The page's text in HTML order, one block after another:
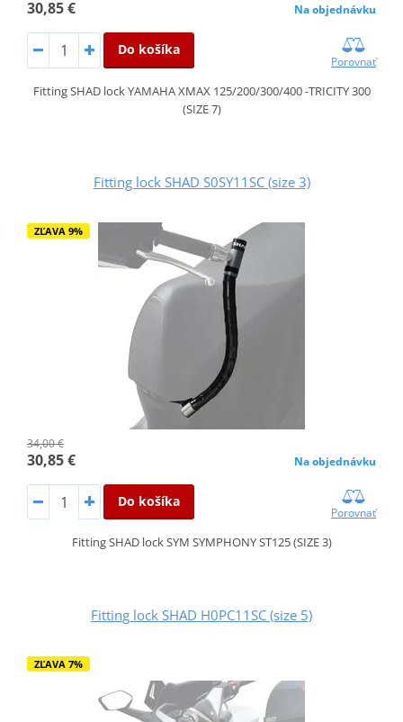
30,85 € Na objednávku
Do košíka
Porovnať
Fitting SHAD lock YAMAHA XMAX 125/200/300/400 -TRICITY 300
(SIZE 7)
Fitting lock SHAD S0SY11SC (size 3)
ZĽAVA 9%
34,00 €
30,85 € Na objednávku
Do košíka
Porovnať
Fitting SHAD lock SYM SYMPHONY ST125 (SIZE 3)
Fitting lock SHAD H0PC11SC (size 5)
ZĽAVA 7%